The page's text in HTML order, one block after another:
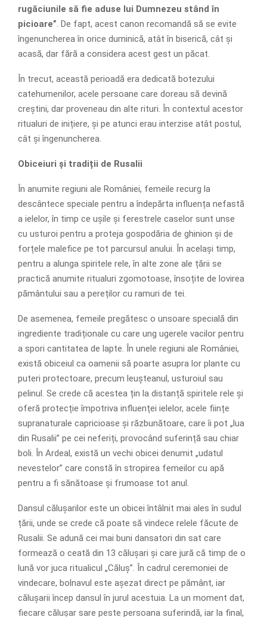
rugăciunile să fie aduse lui Dumnezeu stând în
picioare”. De fapt, acest canon recomandă să se evite
îngenuncherea în orice duminică, atât în biserică, cât și
acasă, dar fără a considera acest gest un păcat.
În trecut, această perioadă era dedicată botezului
catehumenilor, acele persoane care doreau să devină
creștini, dar proveneau din alte rituri. În contextul acestor
ritualuri de inițiere, și pe atunci erau interzise atât postul,
cât și îngenuncherea.
Obiceiuri și tradiții de Rusalii
În anumite regiuni ale României, femeile recurg la
descântece speciale pentru a îndepărta influența nefastă
a ielelor, în timp ce ușile și ferestrele caselor sunt unse
cu usturoi pentru a proteja gospodăria de ghinion și de
forțele malefice pe tot parcursul anului. În același timp,
pentru a alunga spiritele rele, în alte zone ale țării se
practică anumite ritualuri zgomotoase, însoțite de lovirea
pământului sau a pereților cu ramuri de tei.
De asemenea, femeile pregătesc o unsoare specială din
ingrediente tradiționale cu care ung ugerele vacilor pentru
a spori cantitatea de lapte. În unele regiuni ale României,
există obiceiul ca oamenii să poarte asupra lor plante cu
puteri protectoare, precum leușteanul, usturoiul sau
pelinul. Se crede că acestea țin la distanță spiritele rele și
oferă protecție împotriva influenței ielelor, acele ființe
supranaturale capricioase și răzbunătoare, care îi pot „lua
din Rusalii” pe cei neferiți, provocând suferință sau chiar
boli. În Ardeal, există un vechi obicei denumit „udatul
nevestelor” care constă în stropirea femeilor cu apă
pentru a fi sănătoase și frumoase tot anul.
Dansul călușarilor este un obicei întâlnit mai ales în sudul
țării, unde se crede că poate să vindece relele făcute de
Rusalii. Se adună cei mai buni dansatori din sat care
formează o ceată din 13 călușari și care jură că timp de o
lună vor juca ritualicul „Căluș”. În cadrul ceremoniei de
vindecare, bolnavul este așezat direct pe pământ, iar
călușarii încep dansul în jurul acestuia. La un moment dat,
fiecare călușar sare peste persoana suferindă, iar la final,